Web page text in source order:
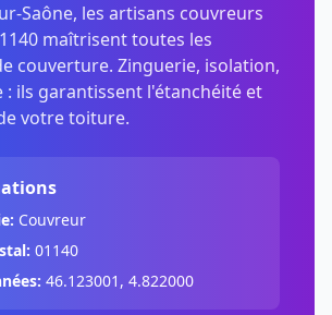
Saône, les artisans couvreurs
maîtrisent toutes les
couverture. Zinguerie, isolation,
: ils garantissent l'étanchéité et
votre toiture.
Couvreur
01140
46.123001, 4.822000